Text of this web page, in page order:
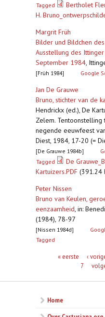
Tagged
Bertholet
H.
Margrit Früh
Bilder und Bildchen
Ausstellung des Ittinger
September 1984,
[Früh 1984] Google
Jan De Grauwe
Bruno, stichter van de
Hendrickx (ed.), De
Zelem.
negende eeuwfeest
Diest, 1984, 17-20 (=
[De Grauwe 1984b]
Tagged
De
Kartuizers.PDF (391.24
Peter Nissen
Bruno van Keulen,
eenzaamheid, in:
(1984), 78-97
[Nissen 1984d]
Tagged
Pagina's« eerste ‹
7
Home